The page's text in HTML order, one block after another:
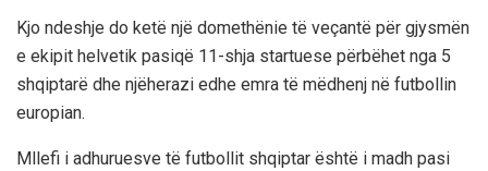
Kjo ndeshje do ketë një domethënie të veçantë për gjysmën
e ekipit helvetik pasiqë 11-shja startuese përbëhet nga 5
shqiptarë dhe njëherazi edhe emra të mëdhenj në futbollin
europian.
Mllefi i adhuruesve të futbollit shqiptar është i madh pasi